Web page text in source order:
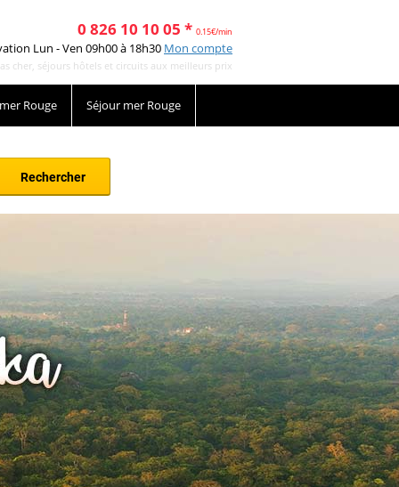
0 826 10 10 05 * 0.15€/min
Lun - Ven 09h00 à 18h30 Mon compte
cher, séjours hôtels et circuits aux meilleurs prix
Rouge Séjour mer Rouge